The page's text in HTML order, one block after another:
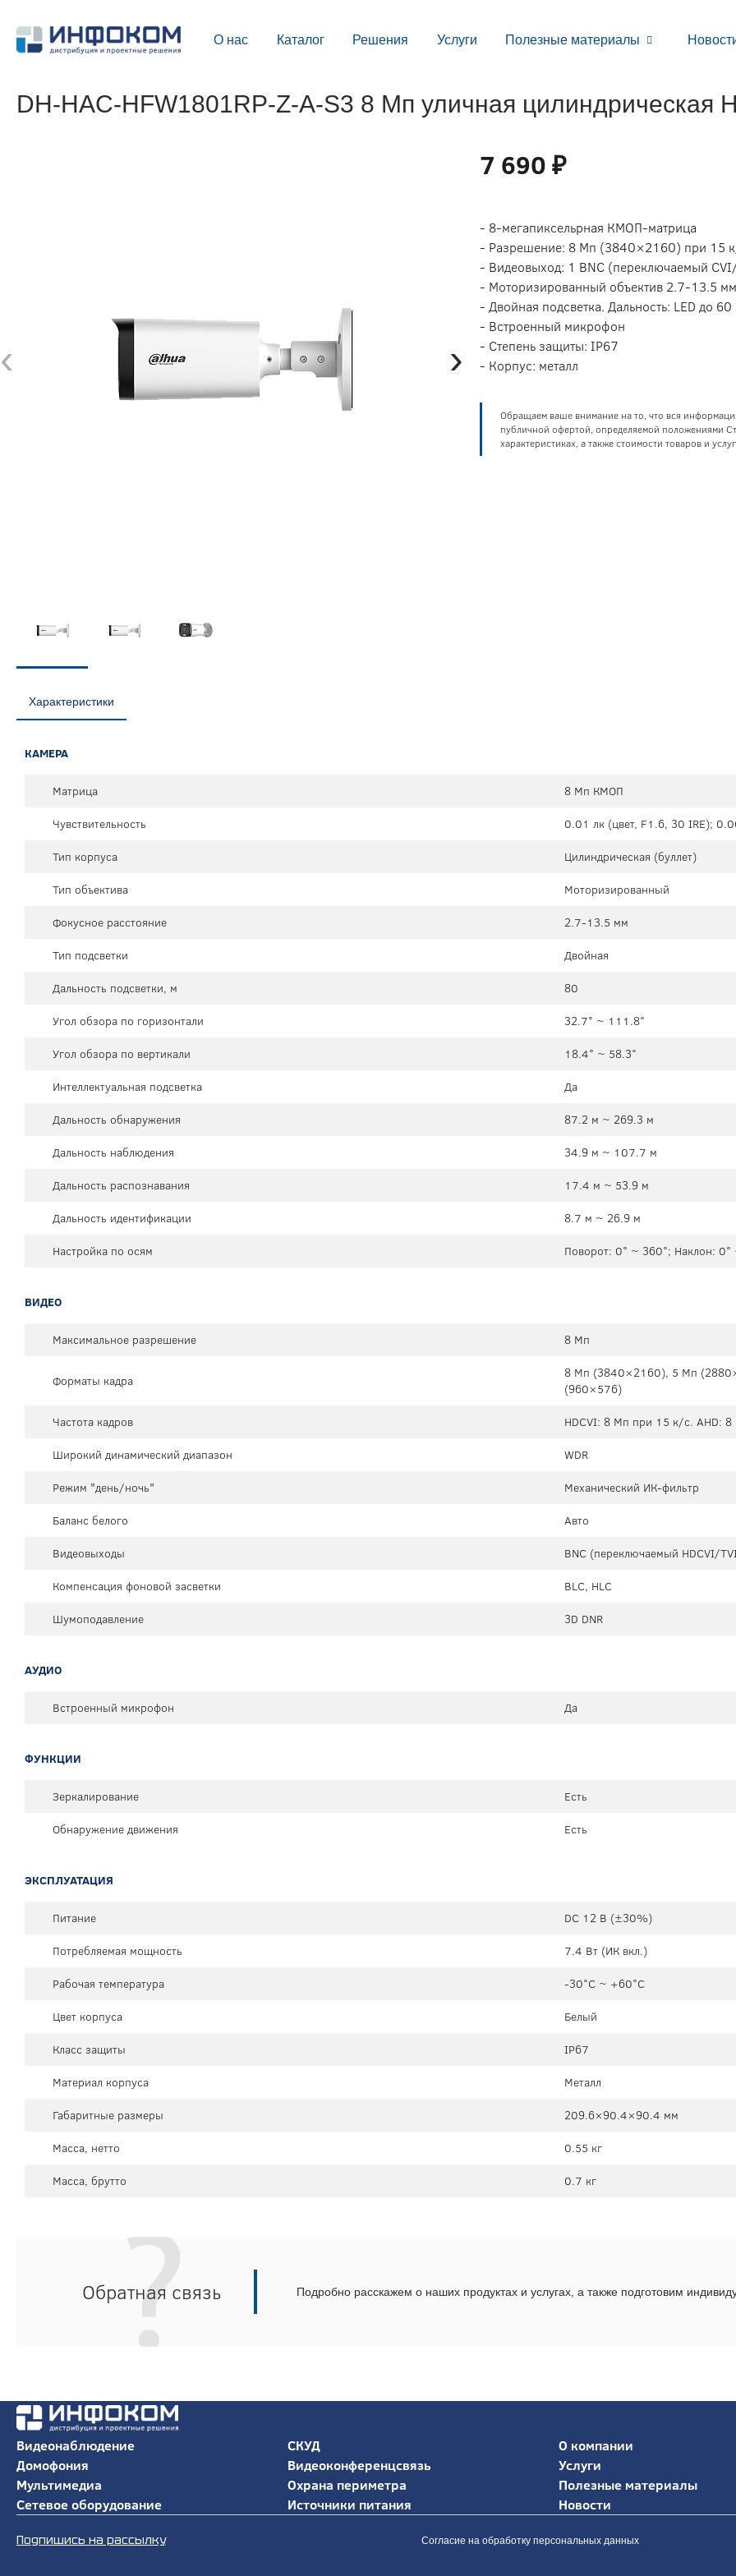
О нас Каталог Решения Услуги Полезные материалы
DH-HAC-HFW1801RP-Z-A-S3 8 Мп уличная цилиндрическая
‹ ›
7 690 ₽
- 8-мегапиксельрная КМОП-матрица
- Разрешение: 8 Мп (3840×2160) при 15
- Видеовыход: 1 BNC (переключаемый
- Моторизированный объектив 2.7-13.5 мм
- Двойная подсветка. Дальность: LED до
- Встроенный микрофон
- Степень защиты: IP67
- Корпус: металл
Обращаем ваше внимание на то, что вся
публичной офертой, определяемой положениями
характеристиках, а также стоимости товаров и
Характеристики
КАМЕРА
Матрица
8 Мп КМОП
Чувствительность
0.01 лк (цвет, F1.6, 30 IRE);
Тип корпуса
Цилиндрическая (буллет)
Тип объектива
Моторизированный
Фокусное расстояние
2.7-13.5 мм
Тип подсветки
Двойная
Дальность подсветки, м
80
Угол обзора по горизонтали
32.7° ~ 111.8°
Угол обзора по вертикали
18.4° ~ 58.3°
Интеллектуальная подсветка
Да
Дальность обнаружения
87.2 м ~ 269.3 м
Дальность наблюдения
34.9 м ~ 107.7 м
Дальность распознавания
17.4 м ~ 53.9 м
Дальность идентификации
8.7 м ~ 26.9 м
Настройка по осям
Поворот: 0° ~ 360°; Наклон:
ВИДЕО
Максимальное разрешение 8 Мп
Форматы кадра
8 Мп (3840×2160), 5 Mп
(960×576)
Частота кадров
HDCVI: 8 Мп при 15 к/с. AHD:
Широкий динамический диапазон
WDR
Режим "день/ночь"
Механический ИК-фильтр
Баланс белого
Авто
Видеовыходы
BNC (переключаемый HDCVI/
Компенсация фоновой засветки
BLC, HLC
Шумоподавление
3D DNR
АУДИО
Встроенный микрофон Да
ФУНКЦИИ
Зеркалирование
Есть
Обнаружение движения
Есть
ЭКСПЛУАТАЦИЯ
Питание
DC 12 В (±30%)
Потребляемая мощность
7.4 Вт (ИК вкл.)
Рабочая температура
-30°C ~ +60°C
Цвет корпуса
Белый
Класс защиты
IP67
Материал корпуса
Металл
Габаритные размеры
209.6×90.4×90.4 мм
Масса, нетто
0.55 кг
Масса, брутто
0.7 кг
Обратная связь Подробно расскажем о наших продуктах и услугах, а также подготовим
Видеонаблюдение
Домофония
Мультимедиа
Сетевое оборудование
СКУД
Видеоконференцсвязь
Охрана периметра
Источники питания
О компании
Услуги
Полезные материалы
Новости
Подпишись на рассылку Согласие на обработку персональных данных